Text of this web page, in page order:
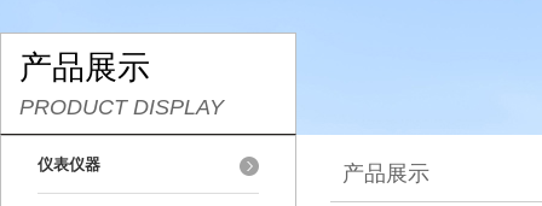
产品展示
PRODUCT DISPLAY
仪表仪器 产品展示